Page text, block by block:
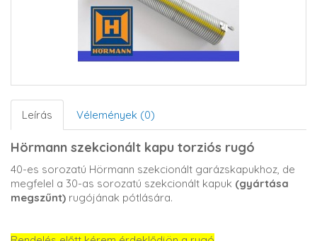
Leírás Vélemények (0)
Hörmann szekcionált kapu torziós rugó
40-es sorozatú Hörmann szekcionált garázskapukhoz, de
megfelel a 30-as sorozatú szekcionált kapuk (gyártása
megszűnt) rugójának pótlására.